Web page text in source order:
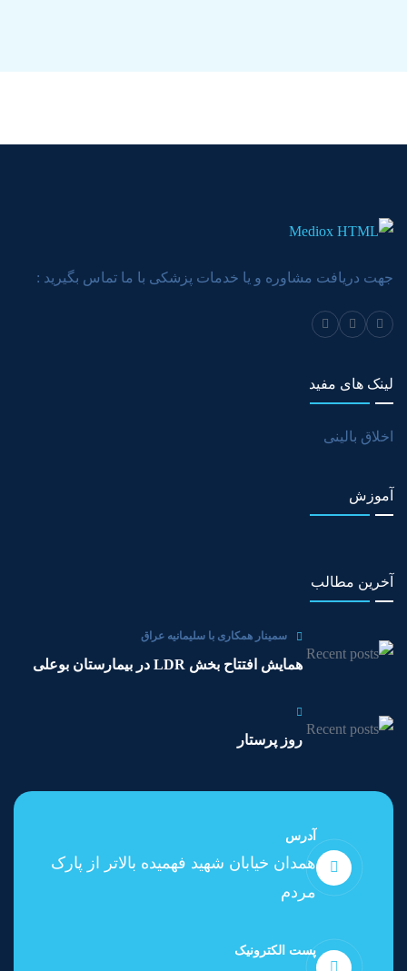
جهت دریافت مشاوره و یا خدمات پزشکی با ما تماس بگیرید :
لینک های مفید
اخلاق بالینی
آموزش
آخرین مطالب
سمینار همکاری با سلیمانیه عراق
همایش افتتاح بخش LDR در بیمارستان بوعلی
روز پرستار
آدرس
همدان خیابان شهید فهمیده بالاتر از پارک
مردم
پست الکترونیک